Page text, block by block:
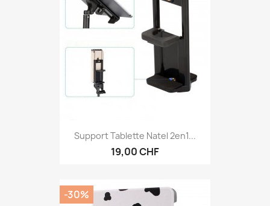
Support Tablette Natel 2en1...
19,00 CHF
-30%